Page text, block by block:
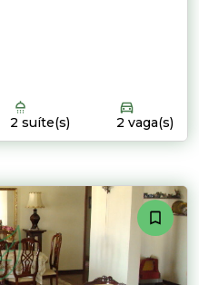
2 suíte(s) 2 vaga(s)